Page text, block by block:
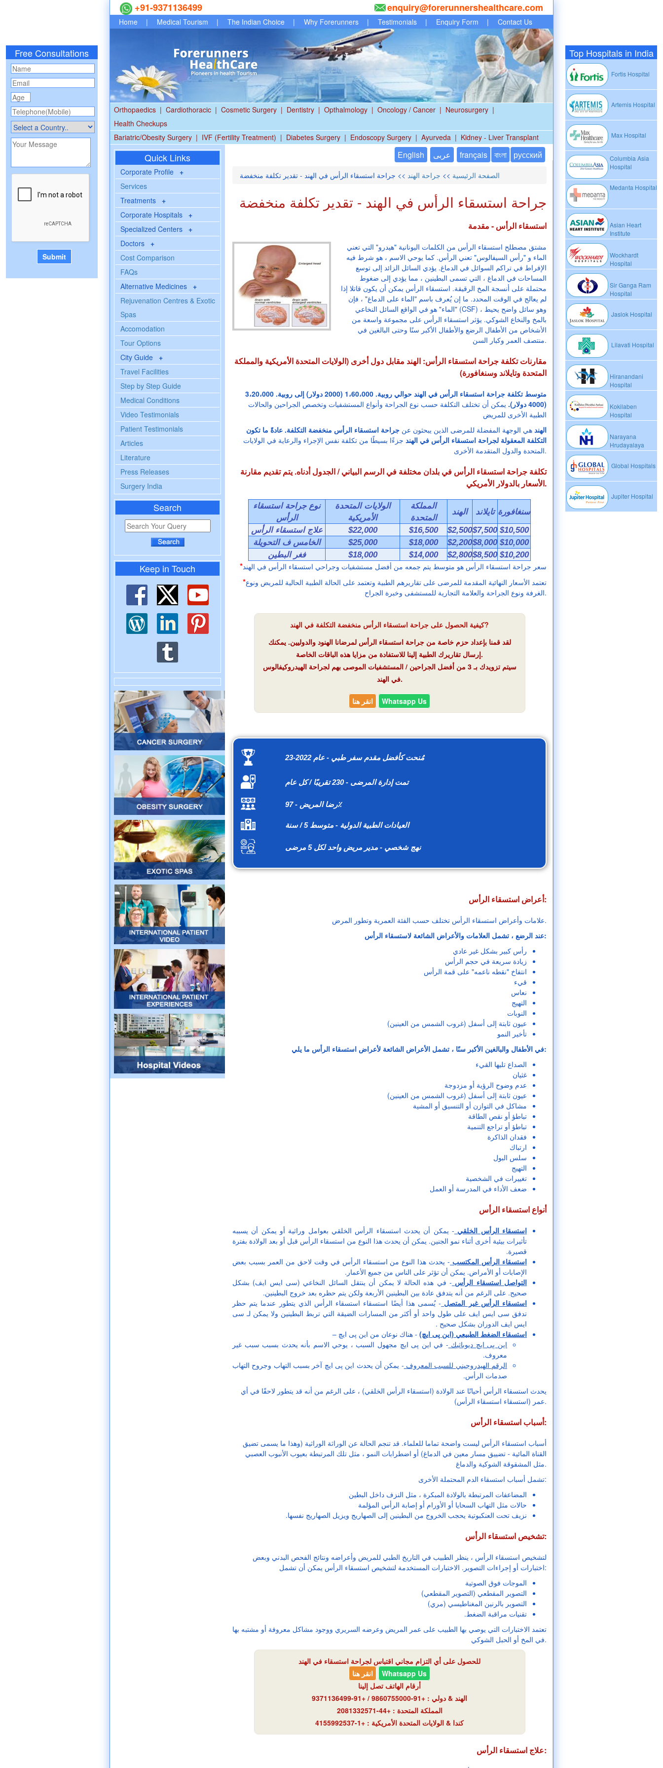
Free Consultations Top Hospitals in India
Fortis Hospital
Artemis Hospital
Max Hospital
Columbia Asia
Hospital
Medanta Hospital
Asian Heart
Institute
Wockhardt
Hospital
Sir Ganga Ram
Hospital
Jaslok Hospital
Lilavati Hospital
Hiranandani
Hospital
Kokilaben
Hospital
Narayana
Hrudayalaya
Global Hospitals
Jupiter Hospital
+91-9371136499 enquiry@forerunnershealthcare.com
Home | Medical Tourism | The Indian Choice | Why Forerunners | Testimonials | Enquiry Form | Contact Us
Orthopaedics | Cardiothoracic | Cosmetic Surgery | Dentistry | Opthalmology | Oncology / Cancer | Neurosurgery |
Health Checkups
Bariatric/Obesity Surgery | IVF (Fertility Treatment) | Diabetes Surgery | Endoscopy Surgery | Ayurveda | Kidney - Liver Transplant
Quick Links
Corporate Profile +
Services
Treatments +
Corporate Hospitals +
Specialized Centers +
Doctors +
Cost Comparison
FAQs
Alternative Medicines +
Rejuvenation Centres & Exotic
Spas
Accomodation
Tour Options
City Guide +
Travel Facilities
Step by Step Guide
Medical Conditions
Video Testimonials
Patient Testimonials
Articles
Literature
Press Releases
Surgery India
Search
Keep in Touch
English عربى français বাংলা русский
الصفحة الرئيسية >> جراحة الهند >> جراحة استسقاء الرأس في الهند - تقدير تكلفة منخفضة
جراحة استسقاء الرأس في الهند - تقدير تكلفة منخفضة
استسقاء الرأس - مقدمة
مشتق مصطلح استسقاء الرأس من الكلمات اليونانية "هيدرو" التي تعني
الماء و "رأس السيفالوس" تعني الرأس. كما يوحي الاسم ، هو شرط فيه
الإفراط في تراكم السوائل في الدماغ. يؤدي السائل الزائد إلى توسع
المساحات في الدماغ ، التي تسمى البطينين ، مما يؤدي إلى ضغوط
محتملة على أنسجة المخ الرقيقة. استسقاء الرأس يمكن أن يكون قاتلا إذا
لم يعالج في الوقت المحدد. ما إن يُعرف باسم "الماء على الدماغ" ، فإن
"الماء" هو في الواقع السائل النخاعي (CSF) ، وهو سائل واضح يحيط
بالمخ والنخاع الشوكي. يؤثر استسقاء الرأس على مجموعة واسعة من
الأشخاص من الأطفال الرضع والأطفال الأكبر سنًا وحتى البالغين في
منتصف العمر وكبار السن.
مقارنات تكلفة جراحة استسقاء الرأس: الهند مقابل دول أخرى (الولايات المتحدة الأمريكية والمملكة
المتحدة وتايلاند وسنغافورة)
متوسط تكلفة جراحة استسقاء الرأس في الهند حوالي روبية. 1،60،000 (2000 دولار) إلى روبية. 3،20،000
(4000 دولار).
يمكن أن تختلف التكلفة حسب نوع الجراحة وأنواع المستشفيات وتخصص الجراحين والحالات
الطبية الأخرى للمريض
الهند هي الوجهة المفضلة للمرضى الذين يبحثون عن جراحة استسقاء الرأس منخفضة التكلفة. عادةً ما تكون
التكلفة المعقولة لجراحة استسقاء الرأس في الهند جزءًا بسيطًا من تكلفة نفس الإجراء والرعاية في الولايات
المتحدة والدول المتقدمة الأخرى.
تكلفة جراحة استسقاء الرأس في بلدان مختلفة في الرسم البياني / الجدول أدناه. يتم تقديم مقارنة
الأسعار بالدولار الأمريكي.
نوع جراحة استسقاء
الرأس
الولايات المتحدة
الأمريكية
المملكة
المتحدة
الهند تايلاند سنغافورة
علاج استسقاء الرأس $22,000 $16,500 $2,500$7,500 $10,500
الخامس ف التحويلة
$25,000 $18,000 $2,200$8,000 $10,000
فغر البطين
$18,000 $14,000 $2,800$8,500 $10,200
*سعر جراحة استسقاء الرأس هو متوسط يتم جمعه من أفضل مستشفيات وجراحي استسقاء الرأس في الهند
*تعتمد الأسعار النهائية المقدمة للمرضى على تقاريرهم الطبية وتعتمد على الحالة الطبية الحالية للمريض ونوع
الغرفة ونوع الجراحة والعلامة التجارية للمستشفى وخبرة الجراح.
كيفية الحصول على جراحة استسقاء الرأس منخفضة التكلفة في الهند?
لقد قمنا بإعداد حزم خاصة من جراحة استسقاء الرأس لمرضانا الهنود والدوليين. يمكنك
إرسال تقاريرك الطبية إلينا للاستفادة من مزايا هذه الباقات الخاصة.
سيتم تزويدك بـ 3 من أفضل الجراحين / المستشفيات الموصى بهم لجراحة الهيدروكيفالوس
في الهند.
انقر هنا Whatsapp Us
مُنحت كأفضل مقدم سفر طبي - عام 2022-23
تمت إدارة المرضى - 230 تقريبًا / كل عام
رضا المريض - 97٪
العيادات الطبية الدولية - متوسط 5 / سنة
نهج شخصي - مدير مريض واحد لكل 5 مرضى
أعراض استسقاء الرأس:
علامات وأعراض استسقاء الرأس تختلف حسب الفئة العمرية وتطور المرض.
عند الرضع ، تشمل العلامات والأعراض الشائعة لاستسقاء الرأس:
رأس كبير بشكل غير عادي
زيادة سريعة في حجم الرأس
انتفاخ "نقطه ناعمه" على قمة الرأس
قيء
نعاس
التهيج
النوبات
عيون ثابتة إلى أسفل (غروب الشمس من العينين)
تأخير النمو
في الأطفال والبالغين الأكبر سنًا ، تشمل الأعراض الشائعة لأعراض استسقاء الرأس ما يلي:
الصداع تليها القيء
غثيان
عدم وضوح الرؤية أو مزدوجة
عيون ثابتة إلى أسفل (غروب الشمس من العينين)
مشاكل في التوازن أو التنسيق أو المشية
تباطؤ أو نقص الطاقة
تباطؤ أو تراجع التنمية
فقدان الذاكرة
ارتباك
سلس البول
التهيج
تغييرات في الشخصية
ضعف الأداء في المدرسة أو العمل
أنواع استسقاء الرأس
استسقاء الرأس الخلقي - يمكن أن يحدث استسقاء الرأس الخلقي بعوامل وراثية أو يمكن أن يسببه
تأثيرات بيئية أخرى أثناء نمو الجنين. يمكن أن يحدث هذا النوع من استسقاء الرأس قبل أو بعد الولادة بفترة
قصيرة.
استسقاء الرأس المكتسب - يحدث هذا النوع من استسقاء الرأس في وقت لاحق من العمر بسبب بعض
الإصابات أو الأمراض. يمكن أن تؤثر على الناس من جميع الأعمار.
التواصل استسقاء الرأس - في هذه الحالة لا يمكن أن ينتقل السائل النخاعي (سی ایس ایف) بشكل
صحيح. على الرغم من أنه يتدفق عادة بين البطينين الأربعة ولكن يتم حظره بعد خروج البطينين.
استسقاء الرأس غير المتصل - يُسمى هذا أيضًا استسقاء استسقاء الرأس الذي يتطور عندما يتم حظر
تدفق سی ایس ایف على طول واحد أو أكثر من المسارات الضيقة التي تربط البطينين ولا يمكن لـ سی
ایس ایف الدوران بشكل صحيح .
استسقاء الضغط الطبيعي (این پی ایچ) - هناك نوعان من این پی ایچ –
این پی ایچ ديوباثيك - في این پی ایچ مجهول السبب ، يوحي الاسم بأنه يحدث بسبب سبب غير
معروف.
الرقم الهيدروجيني للسبب المعروف - يمكن أن يحدث این پی ایچ آخر بسبب التهاب وجروح التهاب
صدمات الرأس.
يحدث استسقاء الرأس أحيانًا عند الولادة (استسقاء الرأس الخلقي) ، على الرغم من أنه قد يتطور لاحقًا في أي
عمر (استسقاء استسقاء الرأس).
أسباب استسقاء الرأس:
أسباب استسقاء الرأس ليست واضحة تماما للعلماء. قد تنجم الحالة عن الوراثة الوراثية (وهذا ما يسمى تضيق
القناة المائية - تضييق مسار معين في الدماغ) أو اضطرابات النمو ، مثل تلك المرتبطة بعيوب الأنبوب العصبي
مثل المشقوقة الشوكية والدماغ.
تشمل أسباب استسقاء الدم المحتملة الأخرى:
المضاعفات المرتبطة بالولادة المبكرة ، مثل النزف داخل البطين
حالات مثل التهاب السحايا أو الأورام أو إصابة الرأس المؤلمة
نزيف تحت العنكبوتية يحجب الخروج من البطينين إلى الصهاريج ويزيل الصهاريج نفسها.
تشخيص استسقاء الرأس:
لتشخيص استسقاء الرأس ، ينظر الطبيب في التاريخ الطبي للمريض وأعراضه ونتائج الفحص البدني وبعض
اختبارات أو إجراءات التصوير. الاختبارات المستخدمة لتشخيص استسقاء الرأس يمكن أن تشمل:
الموجات فوق الصوتية
التصوير المقطعي (التصوير المقطعي)
التصوير بالرنين المغناطيسي (مري)
تقنيات مراقبة الضغط.
تعتمد الاختبارات التي يوصي بها الطبيب على عمر المريض وعرضه السريري ووجود مشاكل معروفة أو مشتبه بها
في المخ أو الحبل الشوكي.
للحصول على أي التزام مجاني اقتباس لجراحة استسقاء في الهند
انقر هنا
Whatsapp Us
أرقام الهاتف تصل إلينا
الهند & دولي : +91-9860755000 / +91-9371136499
المملكة المتحدة : +44-2081332571
كندا & الولايات المتحدة الأمريكية : +1-4155992537
علاج استسقاء الرأس: